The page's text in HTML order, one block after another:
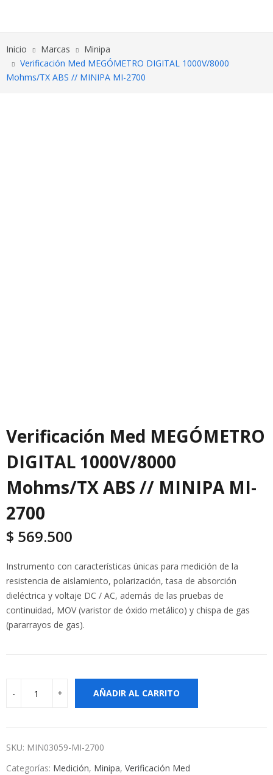
Inicio Marcas
Minipa
Verificación Med MEGÓMETRO DIGITAL 1000V/8000
Mohms/TX ABS // MINIPA MI-2700
Verificación Med MEGÓMETRO
DIGITAL 1000V/8000
Mohms/TX ABS // MINIPA MI-
2700
$ 569.500
Instrumento con características únicas para medición de la
resistencia de aislamiento, polarización, tasa de absorción
dieléctrica y voltaje DC / AC, además de las pruebas de
continuidad, MOV (varistor de óxido metálico) y chispa de gas
(pararrayos de gas).
AÑADIR AL CARRITO
SKU: MIN03059-MI-2700
Categorías: Medición, Minipa, Verificación Med